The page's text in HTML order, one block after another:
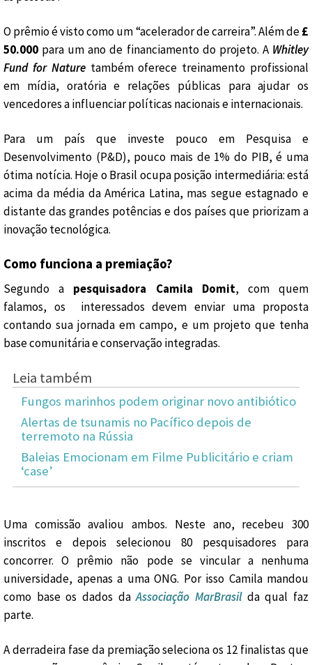
O prêmio é visto como um “acelerador de carreira”. Além de£
50.000 para um ano de financiamento do projeto. A Whitley
Fund for Naturetambém oferece treinamento profissional
em mídia, oratória e relações públicas para ajudar os
vencedores a influenciar políticas nacionais e internacionais.
Para um país que investe pouco em Pesquisa e
Desenvolvimento (P&D), pouco mais de 1% do PIB, é uma
ótima notícia. Hoje o Brasil ocupa posição intermediária: está
acima da média da América Latina, mas segue estagnado e
distante das grandes potências e dos países que priorizam a
inovação tecnológica.
Como funciona a premiação?
Segundo a pesquisadora Camila Domit, com quem
falamos, os interessados devem enviar uma proposta
contando sua jornada em campo, e um projeto que tenha
base comunitária e conservação integradas.
Leia também
Fungos marinhos podem originar novo antibiótico
Alertas de tsunamis no Pacífico depois de
terremoto na Rússia
Baleias Emocionam em Filme Publicitário e criam
‘case’
Uma comissão avaliou ambos. Neste ano, recebeu 300
inscritos e depois selecionou 80 pesquisadores para
concorrer. O prêmio não pode se vincular a nenhuma
universidade, apenas a uma ONG. Por isso Camila mandou
como base os dados daAssociação MarBrasilda qual faz
parte.
A derradeira fase da premiação seleciona os 12 finalistas que